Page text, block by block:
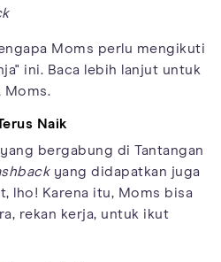
Moms perlu mengikuti
ini. Baca lebih lanjut untuk
Moms.
Naik
bergabung di Tantangan
yang didapatkan juga
lho! Karena itu, Moms bisa
rekan kerja, untuk ikut